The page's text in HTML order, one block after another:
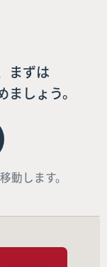
まずは
しょう。
動します。